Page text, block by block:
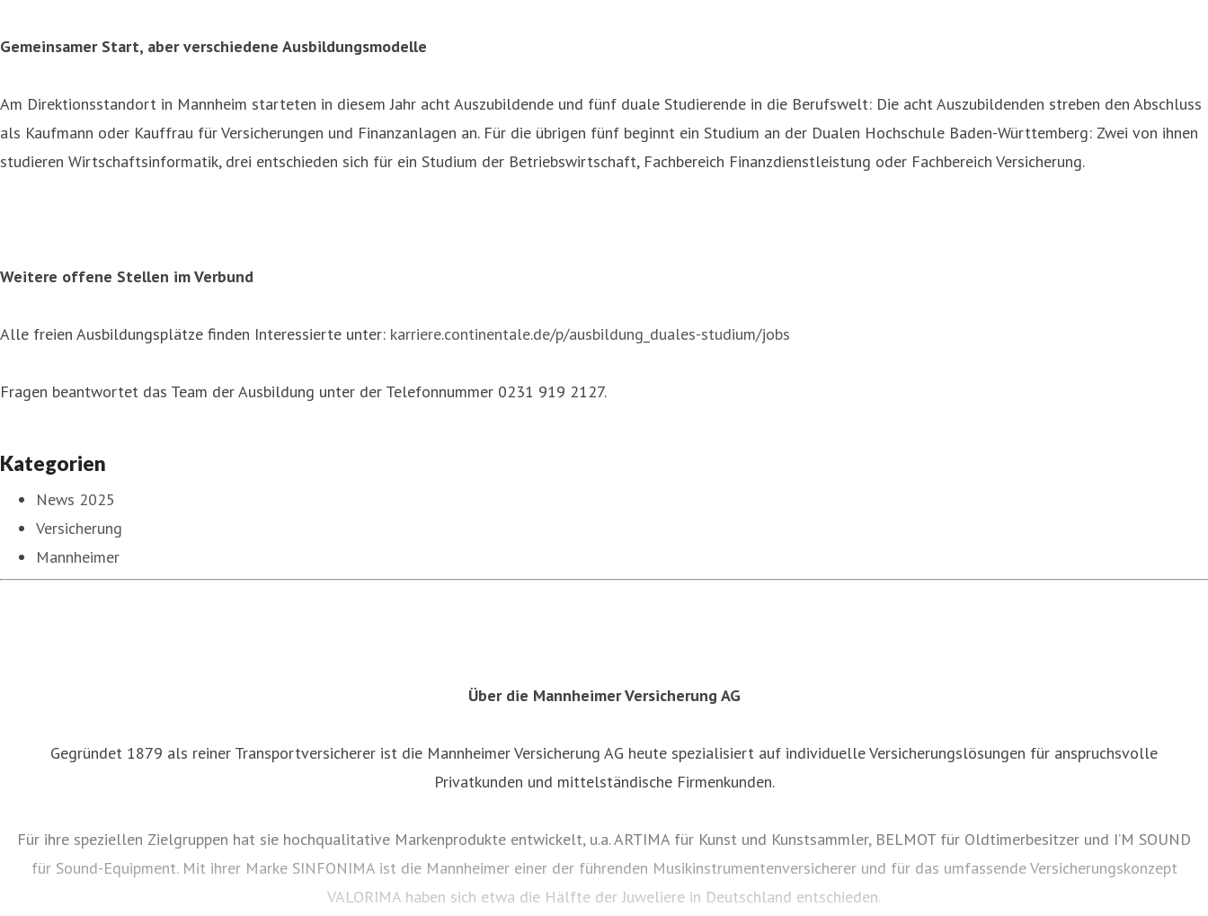
Gemeinsamer Start, aber verschiedene Ausbildungsmodelle
Am Direktionsstandort in Mannheim starteten in diesem Jahr acht Auszubildende und fünf duale Studierende in die Berufswelt: Die acht Auszubildenden streben den Abschluss
als Kaufmann oder Kauffrau für Versicherungen und Finanzanlagen an. Für die übrigen fünf beginnt ein Studium an der Dualen Hochschule Baden-Württemberg: Zwei von ihnen
studieren Wirtschaftsinformatik, drei entschieden sich für ein Studium der Betriebswirtschaft, Fachbereich Finanzdienstleistung oder Fachbereich Versicherung.
Weitere offene Stellen im Verbund
Alle freien Ausbildungsplätze finden Interessierte unter: karriere.continentale.de/p/ausbildung_duales-studium/jobs
Fragen beantwortet das Team der Ausbildung unter der Telefonnummer 0231 919 2127.
Kategorien
News 2025
Versicherung
Mannheimer
Über die Mannheimer Versicherung AG
Gegründet 1879 als reiner Transportversicherer ist die Mannheimer Versicherung AG heute spezialisiert auf individuelle Versicherungslösungen für anspruchsvolle
Privatkunden und mittelständische Firmenkunden.
Für ihre speziellen Zielgruppen hat sie hochqualitative Markenprodukte entwickelt, u.a. ARTIMA für Kunst und Kunstsammler, BELMOT für Oldtimerbesitzer und I’M SOUND
für Sound-Equipment. Mit ihrer Marke SINFONIMA ist die Mannheimer einer der führenden Musikinstrumentenversicherer und für das umfassende Versicherungskonzept
VALORIMA haben sich etwa die Hälfte der Juweliere in Deutschland entschieden.